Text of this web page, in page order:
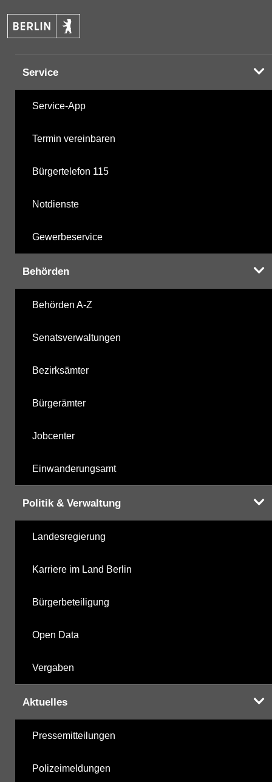
Service
Service-App
Termin vereinbaren
Bürgertelefon 115
Notdienste
Gewerbeservice
Behörden
Behörden A-Z
Senatsverwaltungen
Bezirksämter
Bürgerämter
Jobcenter
Einwanderungsamt
Politik & Verwaltung
Landesregierung
Karriere im Land Berlin
Bürgerbeteiligung
Open Data
Vergaben
Aktuelles
Pressemitteilungen
Polizeimeldungen